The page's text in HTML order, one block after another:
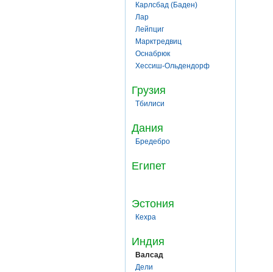
Карлсбад (Баден)
Лар
Лейпциг
Марктредвиц
Оснабрюк
Хессиш-Ольдендорф
Грузия
Тбилиси
Дания
Бредебро
Египет
Эстония
Кехра
Индия
Валсад
Дели